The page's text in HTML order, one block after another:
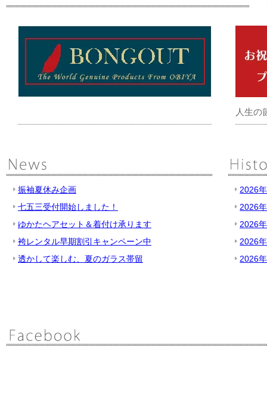
人生の
振袖夏休み企画
七五三受付開始しました！
ゆかたヘアセット＆着付け承ります
袴レンタル早期割引キャンペーン中
透かして楽しむ、夏のガラス帯留
2026
2026
2026
2026
2026